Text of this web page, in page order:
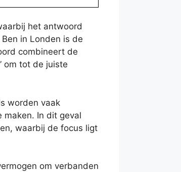
het antwoord
in Londen is de
combineert de
om tot de juiste
worden vaak
In dit geval
waarbij de focus ligt
om verbanden